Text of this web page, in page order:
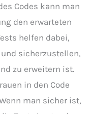
Codes kann man
den erwarteten
helfen dabei,
sicherzustellen,
zu erweitern ist.
in den Code
man sicher ist,